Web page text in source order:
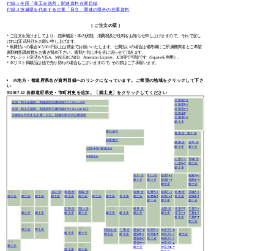
付録.1 全国「商工会議所」関連資料在庫目録
付録.2 茨城県を代表する企業「日立」関連の県外の在庫資料
［ ご注文の栞 ］
* ご注文を受けましてより、在庫確認・本の状態、消費税及び送料をお知らせ申し上げますので、それで宜し
ければ正式発注をお願い申し上げます。
* 私費払いの場合￥5,001円以上は前金でお願いいたします。公費払いの場合は備考欄にご所属機関名とご希望
書類種別及枚数をお書き留め下さい。書類と共に本を先に送らせて頂きます。
* クレジット決済もVISA、MATERCARD、American Express、JCB等で可能です（Squareを利用）。
* 本リスト掲載品は他で売り切れの場合もございますので､その節はご了承願います。
※地方・都道府県名が資料目録へのリンクになっています。ご希望の地域をクリックして下さ
い
※2017.12 各都道府県史・市町村史を追加。〔郷土史〕をクリックしてください
北海道ｱ-ｺ
北海道ｻ-ｿ
北海道ﾀ-ﾍ
北海道ﾎ
北海道ﾏ-ﾜ
郷土史
青森:全 郷土史
岩手:全
郷土史
宮城:全
郷土史
秋田:全
郷土史
山形ｱｰﾄ
山形ﾅｰﾜ
郷土史
福島ｱｰｿ
福島ﾀｰﾜ
郷土史
茨城ｱ-ｿ
茨城ﾀ-ﾜ
郷土史
栃木:全
郷土史
群馬ｱｰｼ
群馬ｼｰﾜ
郷土史
埼玉ｱ-ｻ
埼玉ｼ-ﾜ
郷土史
千葉ｱ-ｿ
千葉ﾀ-ﾄ
千葉ﾅ-ﾜ
郷土史
郷土史
神奈川ｱ-ｶ
神奈川ｷ-ｼ
神奈川ｽ-ﾄ
神奈川ﾅ-ﾕ
神奈川ﾖ-ﾜ
新潟ｱｰｿ
新潟ﾀｰﾜ
郷土史
富山:全
郷土史
石川:全
郷土史
福井:全
郷土史
山梨:全
郷土史
長野ｱｰｿ
長野ﾀｰﾜ
郷土史
岐阜:全
郷土史
静岡ｱｰｿ
静岡ﾀｰﾜ
郷土史
愛知ｱｰｵ
愛知ｶ-ｿ
愛知ﾀｰﾅ
愛知ﾆｰﾜ
郷土史
三重:全
郷土史
郷土史
京都府
郷土史
大阪府
郷土史
郷土史
奈良
郷土史
和歌山:全
郷土史
鳥取:全
郷土史
島根:全
郷土史
岡山:全
郷土史
広島:全
郷土史
山口:全
郷土史
郷土史
郷土史
愛媛
郷土史
郷土史
福岡
郷土史
郷土史
郷土史
熊本
郷土史
大分
郷土史
郷土史
郷土史
郷土史
東北地方
関東地方
北陸/中部/東海地方
中国地方
全国「商工会議所」関連資料在庫目録ｱ-ｿ：No.1-459
全国「商工会議所」関連資料在庫目録ﾀ-ﾜ：No.460-845
茨城県を代表する企業「日立」関連の県外の在庫資料